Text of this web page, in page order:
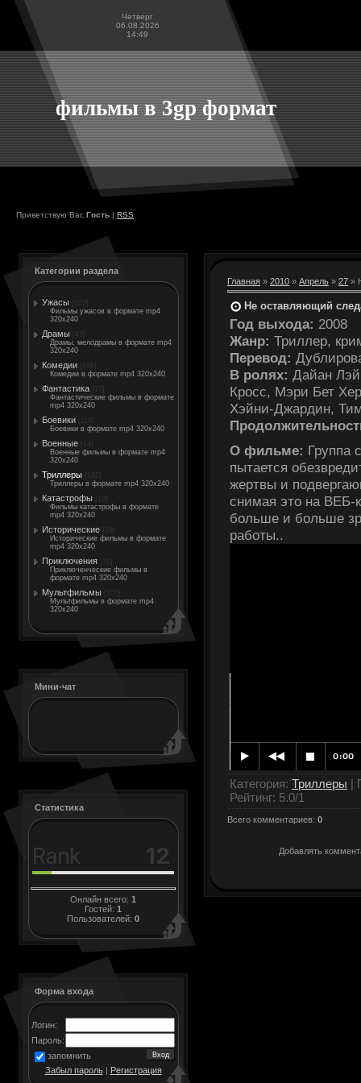
Четверг
06.08.2026
14:49
фильмы в 3gp формат
Приветствую Вас Гость | RSS
Категории раздела
Ужасы
Фильмы ужасов в формате mp4
320x240
Драмы
Драмы, мелодрамы в формате mp4
320x240
Комедии
Комедии в формате mp4 320x240
Фантастика
Фантастические фильмы в формате
mp4 320x240
Боевики
Боевики в формате mp4 320x240
Военные
Военные фильмы в формате mp4
320x240
Триллеры
Триллеры в формате mp4 320x240
Катастрофы
Фильмы катастрофы в формате
mp4 320x240
Исторические
Исторические фильмы в формате
mp4 320x240
Приключения
Приключенческие фильмы в
формате mp4 320x240
Мультфильмы
Мультфильмы в формате mp4
320x240
Мини-чат
Статистика
Онлайн всего: 1
Гостей: 1
Пользователей: 0
Форма входа
Логин:
Пароль:
запомнить
Забыл пароль| Регистрация
Главная » 2010 » Апрель » 27 »
Не оставляющий
Год выхода: 2008
Жанр: Триллер,
Перевод:
В ролях: Дайан
Кросс, Мэри Бет
Хэйни-Джардин,
О фильме: Группа
пытается
жертвы и
снимая это на ВЕБ-
больше и больше
работы..
Категория: Триллеры |
Рейтинг: 5.0/1
Всего комментариев: 0
Добавлять